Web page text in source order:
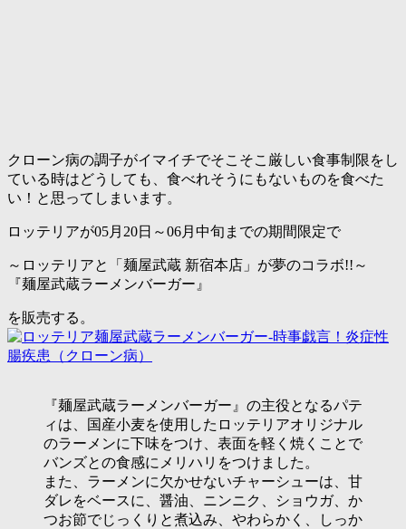
クローン病の調子がイマイチでそこそこ厳しい食事制限をし
ている時はどうしても、食べれそうにもないものを食べた
い！と思ってしまいます。
ロッテリアが05月20日～06月中旬までの期間限定で
～ロッテリアと「麺屋武蔵 新宿本店」が夢のコラボ!!～
『麺屋武蔵ラーメンバーガー』
を販売する。
『麺屋武蔵ラーメンバーガー』の主役となるパテ
ィは、国産小麦を使用したロッテリアオリジナル
のラーメンに下味をつけ、表面を軽く焼くことで
バンズとの食感にメリハリをつけました。
また、ラーメンに欠かせないチャーシューは、甘
ダレをベースに、醤油、ニンニク、ショウガ、か
つお節でじっくりと煮込み、やわらかく、しっか